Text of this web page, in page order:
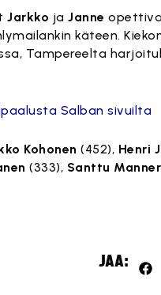
Jarkko jaJanne
käteen.
Tampereelta
Salban sivuilta
Kohonen (452), Henri
(333), Santtu Manner
JAA: